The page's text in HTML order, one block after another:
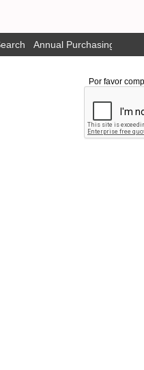
Annual Purchasing Plan
Por favor